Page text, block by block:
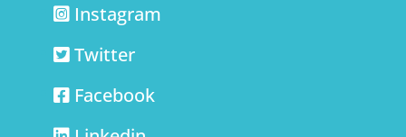
Instagram
Twitter
Facebook